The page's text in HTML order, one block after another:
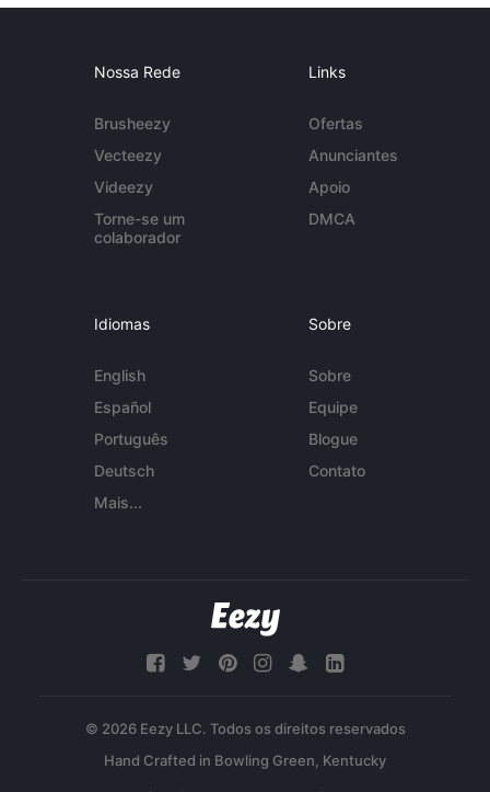
Nossa Rede
Brusheezy
Vecteezy
Videezy
Torne-se um
colaborador
Links
Ofertas
Anunciantes
Apoio
DMCA
Idiomas
English
Español
Português
Deutsch
Mais...
Sobre
Sobre
Equipe
Blogue
Contato
© 2026 Eezy LLC. Todos os direitos reservados